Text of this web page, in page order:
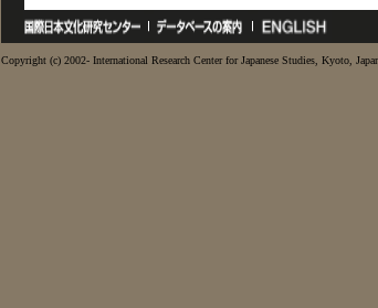
Copyright (c) 2002- International Research Center for Japanese Studies, Kyoto,